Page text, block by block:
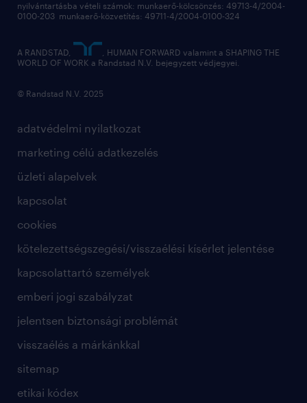
adatvédelmi nyilatkozat
marketing célú adatkezelés
üzleti alapelvek
kapcsolat
cookies
kötelezettségszegési/visszaélési kísérlet jelentése
kapcsolattartó személyek
emberi jogi szabályzat
jelentsen biztonsági problémát
visszaélés a márkánkkal
sitemap
etikai kódex
nyilvántartásba vételi számok: munkaerő-kölcsönzés: 49713-4/2004-
0100-203 munkaerő-közvetítés: 49711-4/2004-0100-324
A RANDSTAD,
, HUMAN FORWARD valamint a SHAPING THE
WORLD OF WORK a Randstad N.V. bejegyzett védjegyei.
© Randstad N.V. 2025